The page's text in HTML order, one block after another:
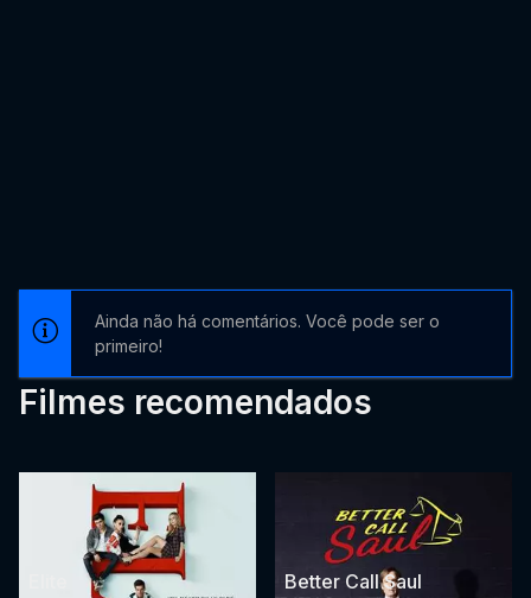
Ainda não há comentários. Você pode ser o
primeiro!
Filmes recomendados
Better Call Saul